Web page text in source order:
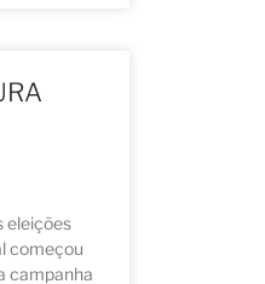
eleições
começou
campanha